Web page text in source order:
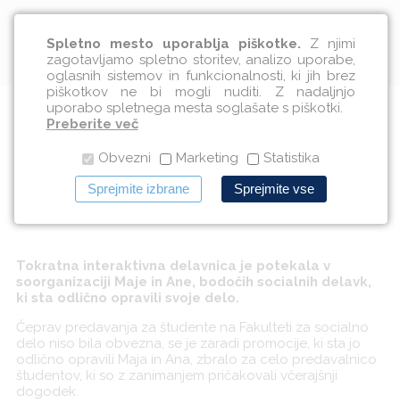
Slovenščina
V drugo za študente Fakultete
za socialno delo
16.12.2010
Tokratna interaktivna delavnica je potekala v
soorganizaciji Maje in Ane, bodočih socialnih delavk,
ki sta odlično opravili svoje delo.
Čeprav predavanja za študente na Fakulteti za socialno
delo niso bila obvezna, se je zaradi promocije, ki sta jo
odlično opravili Maja in Ana, zbralo za celo predavalnico
študentov, ki so z zanimanjem pričakovali včerajšnji
dogodek.
Spletno mesto uporablja piškotke. Z njimi
zagotavljamo spletno storitev, analizo uporabe,
oglasnih sistemov in funkcionalnosti, ki jih brez
piškotkov ne bi mogli nuditi. Z nadaljnjo
uporabo spletnega mesta soglašate s piškotki.
Preberite več
Obvezni Marketing Statistika
Sprejmite izbrane Sprejmite vse